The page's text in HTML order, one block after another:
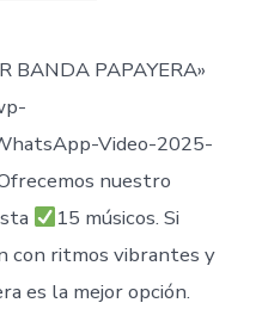
BANDA PAPAYERA»
Video-2025-
nuestro
15 músicos. Si
con ritmos vibrantes y
es la mejor opción.